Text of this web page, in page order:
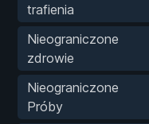
trafienia
Nieograniczone
zdrowie
Nieograniczone
Próby